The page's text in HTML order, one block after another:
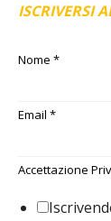
ISCRIVERSI
Nome *
Email *
Accettazione